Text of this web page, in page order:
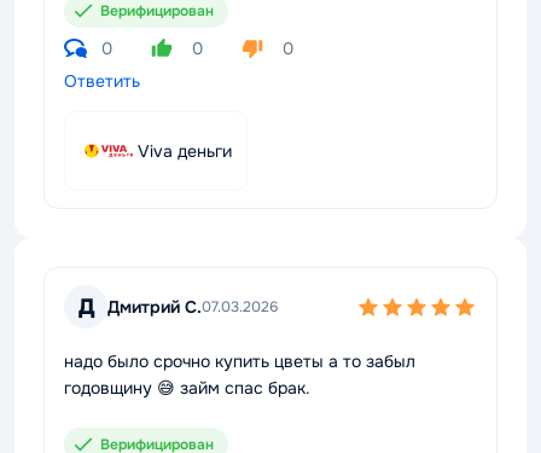
Верифицирован
0 0
0
Ответить
Viva деньги
Д Дмитрий С.07.03.2026
надо было срочно купить цветы а то забыл
годовщину 😅 займ спас брак.
Верифицирован